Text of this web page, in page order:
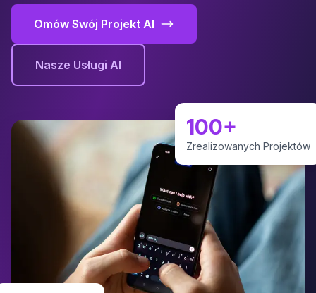
Omów Swój Projekt AI
Nasze Usługi AI
100+
Zrealizowanych Projektów